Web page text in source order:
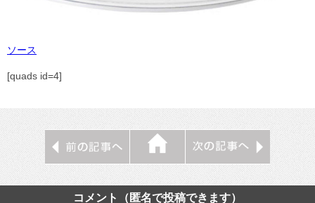
ソース
[quads id=4]
コメント（匿名で投稿できます）